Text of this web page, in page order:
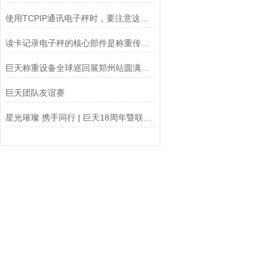
使用TCPIP通讯电子秤时，要注意这些！
读卡记录电子秤的核心部件是称重传感器
巨天称重设备全球巡回展郑州站圆满结束
巨天团队友谊赛